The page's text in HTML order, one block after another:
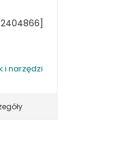
i narzędzi